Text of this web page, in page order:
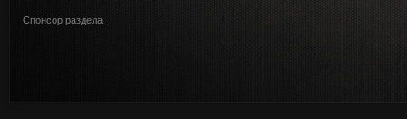
Спонсор раздела: